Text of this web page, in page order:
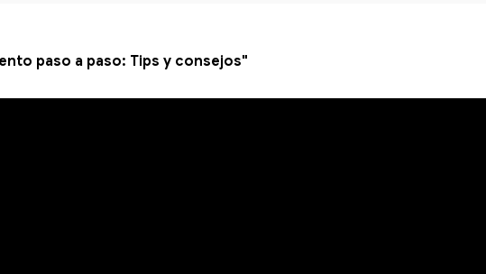
paso a paso: Tips y consejos"